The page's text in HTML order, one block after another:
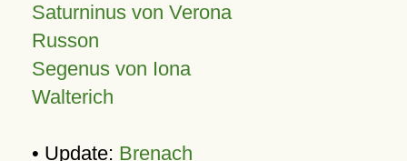
Saturninus von Verona
Russon
Segenus von Iona
Walterich
• Update: Brenach